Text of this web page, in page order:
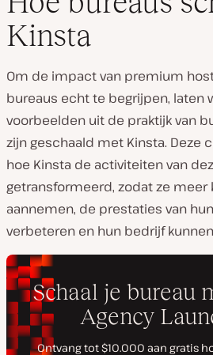
Kinsta
Om de impact van premium
bureaus echt te begrijpen, laten
voorbeelden uit de praktijk van
zijn geschaald met Kinsta. Deze
hoe Kinsta de activiteiten van
getransformeerd, zodat ze meer
aannemen, de prestaties van
verbeteren en hun bedrijf